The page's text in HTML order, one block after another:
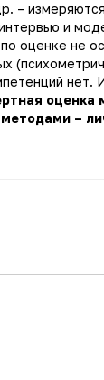
–
и
оценке не
нет.
оценка
–